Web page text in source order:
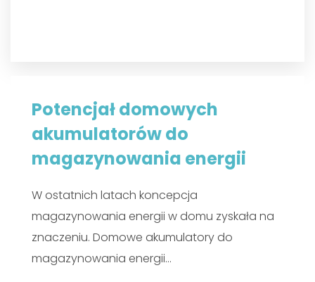
Potencjał domowych
akumulatorów do
magazynowania energii
W ostatnich latach koncepcja
magazynowania energii w domu zyskała na
znaczeniu. Domowe akumulatory do
magazynowania energii…